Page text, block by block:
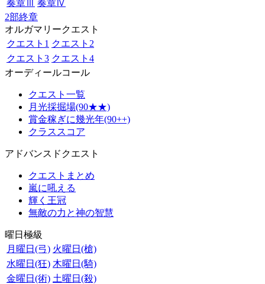
奏章Ⅲ 奏章Ⅳ
2部終章
オルガマリークエスト
クエスト1 クエスト2
クエスト3 クエスト4
オーディールコール
クエスト一覧
月光採掘場(90★★)
賞金稼ぎに幾光年(90++)
クラススコア
アドバンスドクエスト
クエストまとめ
嵐に吼える
輝く王冠
無敵の力と神の智慧
曜日極級
月曜日(弓) 火曜日(槍)
水曜日(狂) 木曜日(騎)
金曜日(術) 土曜日(殺)